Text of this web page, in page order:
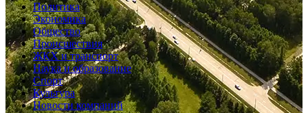
Политика
Экономика
Общество
Происшествия
ЖКХ и транспорт
Наука и образование
Спорт
Культура
Новости компаний